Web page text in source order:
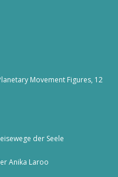
Movement Figures, 12
der Seele
Anika Laroo